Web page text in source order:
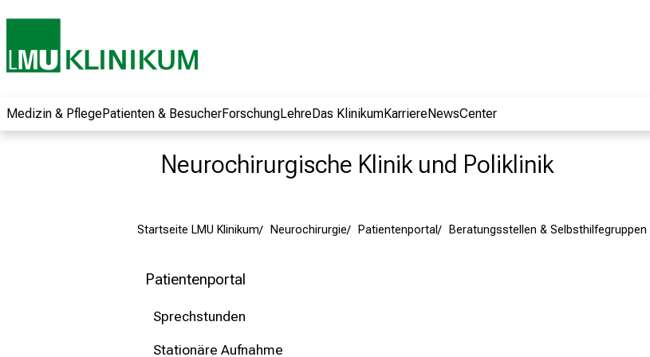
Medizin & PflegePatienten & BesucherForschungLehreDas KlinikumKarriereNewsCenter
Neurochirurgische Klinik und Poliklinik
Startseite LMU Klinikum Neurochirurgie Patientenportal Beratungsstellen & Selbsthilfegruppen
Patientenportal
Sprechstunden
Stationäre Aufnahme
Informationen zu
Jobs, Ausbildungen
Weiterbildungen.
Kommen Sie
begeistern – ganz
ohne Anmeldung.